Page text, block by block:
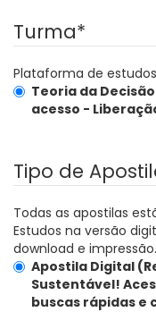
Turma*
Plataforma de
Teoria da
acesso -
Tipo de
Todas as apostilas
Estudos na versão
download e impressão.
Apostila Digital
Sustentável!
buscas rápidas e